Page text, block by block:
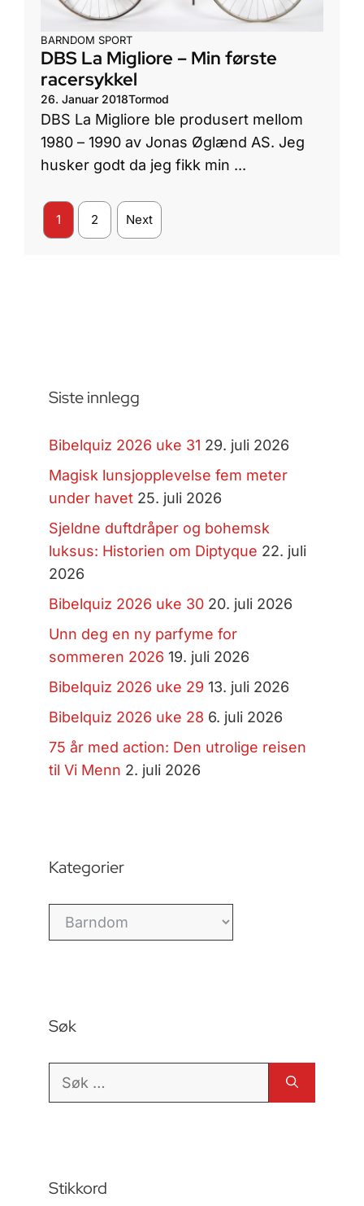
BARNDOM SPORT
DBS La Migliore – Min første
racersykkel
26. Januar 2018Tormod
DBS La Migliore ble produsert mellom
1980 – 1990 av Jonas Øglænd AS. Jeg
husker godt da jeg fikk min ...
1 2 Next
Siste innlegg
Bibelquiz 2026 uke 31 29. juli 2026
Magisk lunsjopplevelse fem meter
under havet 25. juli 2026
Sjeldne duftdråper og bohemsk
luksus: Historien om Diptyque 22. juli
2026
Bibelquiz 2026 uke 30 20. juli 2026
Unn deg en ny parfyme for
sommeren 2026 19. juli 2026
Bibelquiz 2026 uke 29 13. juli 2026
Bibelquiz 2026 uke 28 6. juli 2026
75 år med action: Den utrolige reisen
til Vi Menn 2. juli 2026
Kategorier
Kategorier
Søk
Søk
Stikkord